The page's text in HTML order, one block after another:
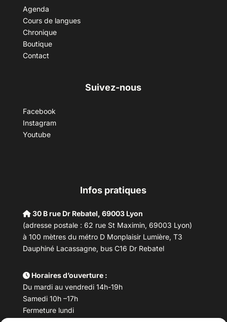
Agenda
Cours de langues
Chronique
Boutique
Contact
Suivez-nous
Facebook
Instagram
Youtube
Infos pratiques
30 B rue Dr Rebatel, 69003 Lyon
(adresse postale : 62 rue St Maximin, 69003 Lyon)
à 100 mètres du métro D Monplaisir Lumière, T3
Dauphiné Lacassagne, bus C16 Dr Rebatel
Horaires d’ouverture :
Du mardi au vendredi 14h-19h
Samedi 10h –17h
Fermeture lundi